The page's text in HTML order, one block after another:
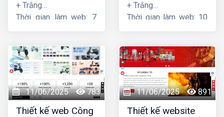
+ Trắng
Thời gian làm web: 7
+ Trắng
Thời gian làm web: 10
11/06/2025 783
Thiết kế web Công
11/06/2025 891
Thiết kế website